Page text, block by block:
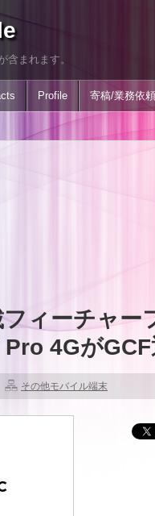
含まれます。
Profile 寄稿/業務依
ィーチャー
4GがGCF
その他モバイル端末